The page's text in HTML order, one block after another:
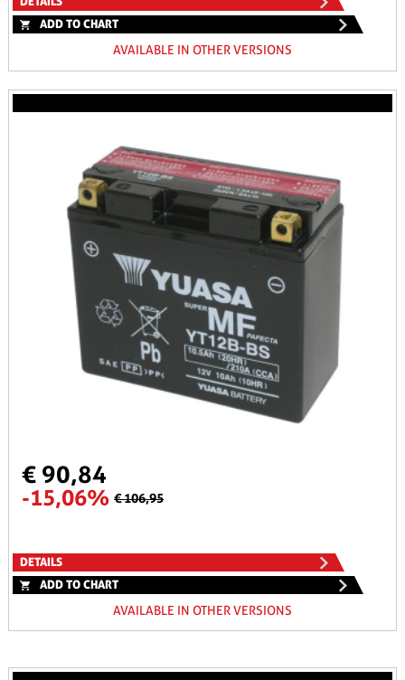
ADD TO CHART
AVAILABLE IN OTHER VERSIONS
€ 90,84
-15,06% € 106,95
DETAILS
ADD TO CHART
AVAILABLE IN OTHER VERSIONS